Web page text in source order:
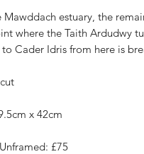
estuary, the
where the Taith Ardudwy
Cader Idris from here is
x 42cm
£75